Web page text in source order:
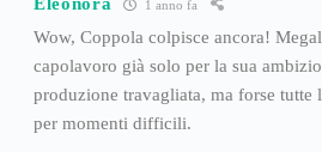
1 anno fa
Wow, Coppola colpisce ancora!
capolavoro già solo per la sua
produzione travagliata, ma forse tutte
per momenti difficili.